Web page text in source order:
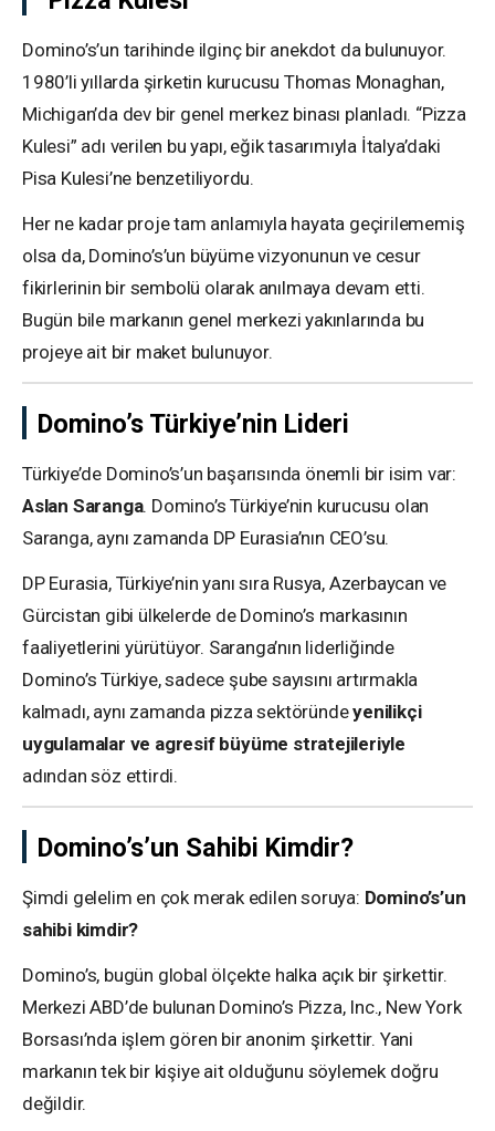
Domino’s’un tarihinde ilginç bir anekdot da bulunuyor.
1980’li yıllarda şirketin kurucusu Thomas Monaghan,
Michigan’da dev bir genel merkez binası planladı. “Pizza
Kulesi” adı verilen bu yapı, eğik tasarımıyla İtalya’daki
Pisa Kulesi’ne benzetiliyordu.
Her ne kadar proje tam anlamıyla hayata geçirilememiş
olsa da, Domino’s’un büyüme vizyonunun ve cesur
fikirlerinin bir sembolü olarak anılmaya devam etti.
Bugün bile markanın genel merkezi yakınlarında bu
projeye ait bir maket bulunuyor.
Domino’s Türkiye’nin Lideri
Türkiye’de Domino’s’un başarısında önemli bir isim var:
Aslan Saranga. Domino’s Türkiye’nin kurucusu olan
Saranga, aynı zamanda DP Eurasia’nın CEO’su.
DP Eurasia, Türkiye’nin yanı sıra Rusya, Azerbaycan ve
Gürcistan gibi ülkelerde de Domino’s markasının
faaliyetlerini yürütüyor. Saranga’nın liderliğinde
Domino’s Türkiye, sadece şube sayısını artırmakla
kalmadı, aynı zamanda pizza sektöründeyenilikçi
uygulamalar ve agresif büyüme stratejileriyle
adından söz ettirdi.
Domino’s’un Sahibi Kimdir?
Şimdi gelelim en çok merak edilen soruya: Domino’s’un
sahibi kimdir?
Domino’s, bugün global ölçekte halka açık bir şirkettir.
Merkezi ABD’de bulunan Domino’s Pizza, Inc., New York
Borsası’nda işlem gören bir anonim şirkettir. Yani
markanın tek bir kişiye ait olduğunu söylemek doğru
değildir.